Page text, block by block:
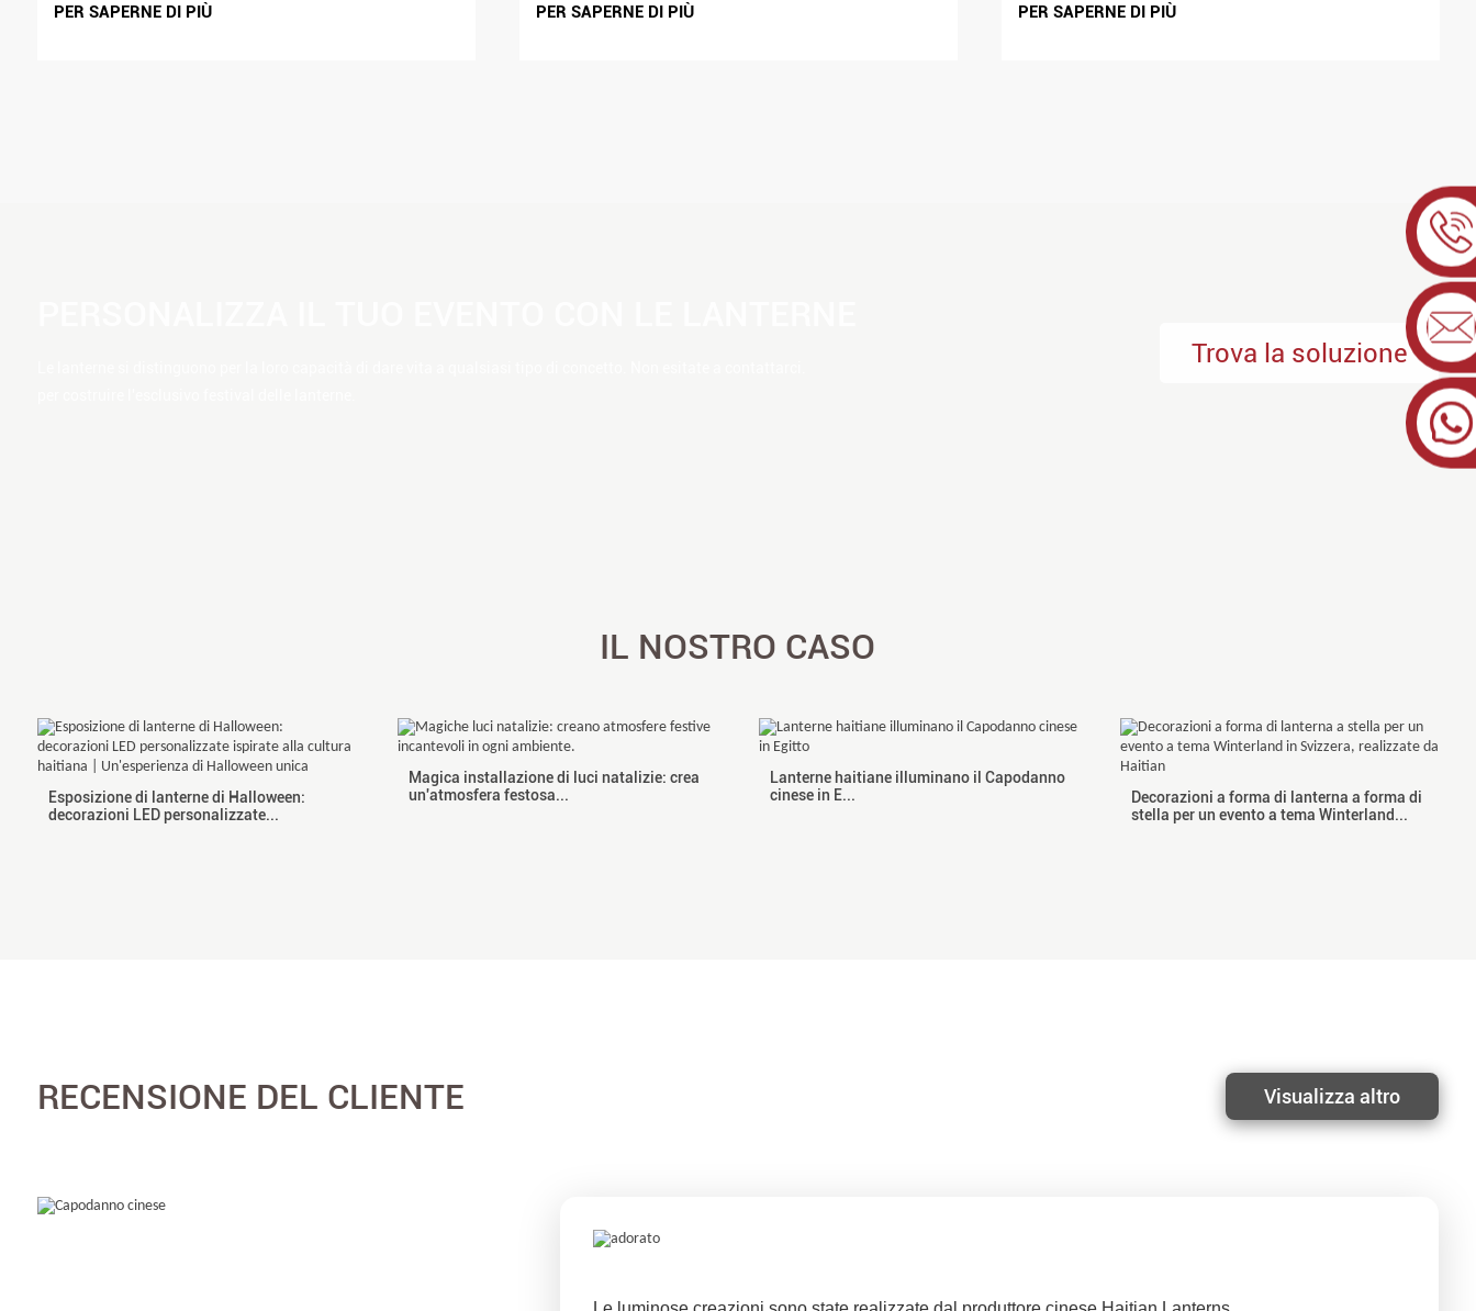
scienza dei materiali. Dalle tradizionali lanterne di
PER SAPERNE DI PIÙ
si è trasformato in uno spettacolo globale di luce e
PER SAPERNE DI PIÙ
Data: 23-27 aprile Scoprite le nostre squisite
PER SAPERNE DI PIÙ
Trova la soluzione
IL NOSTRO CASO
Esposizione di lanterne di Halloween:
decorazioni LED personalizzate...
Magica installazione di luci natalizie: crea
un'atmosfera festosa...
Lanterne haitiane illuminano il Capodanno
cinese in E...
Decorazioni a forma di lanterna a forma di
stella per un evento a tema Winterland...
RECENSIONE DEL CLIENTE Visualizza altro